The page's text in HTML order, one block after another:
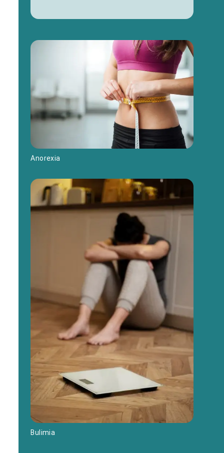
Anorexia
Bulimia